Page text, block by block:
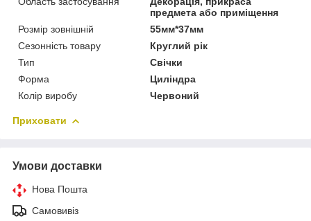
предмета або приміщення
Розмір зовнішній
55мм*37мм
Сезонність товару
Круглий рік
Тип
Свічки
Форма
Циліндра
Колір виробу
Червоний
Приховати
Умови доставки
Нова Пошта
Самовивіз